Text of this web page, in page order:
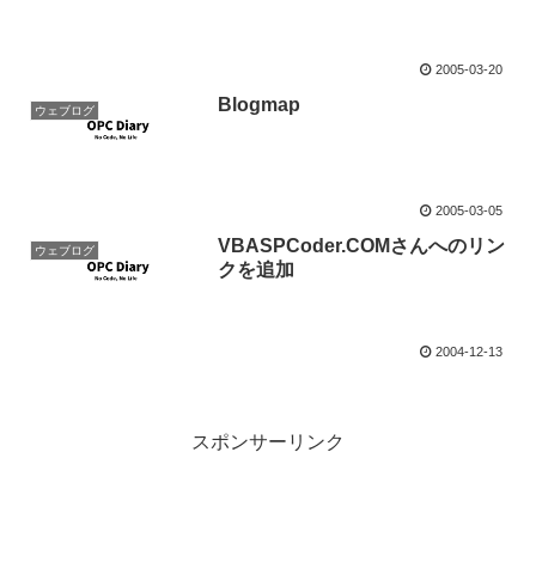
2005-03-20
ウェブログ Blogmap
2005-03-05
ウェブログ
VBASPCoder.COMさんへのリン
クを追加
2004-12-13
スポンサーリンク